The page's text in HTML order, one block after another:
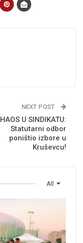
NEXT POST
HAOS U SINDIKATU:
Statutarni odbor
poništio izbore u
Kruševcu!
All